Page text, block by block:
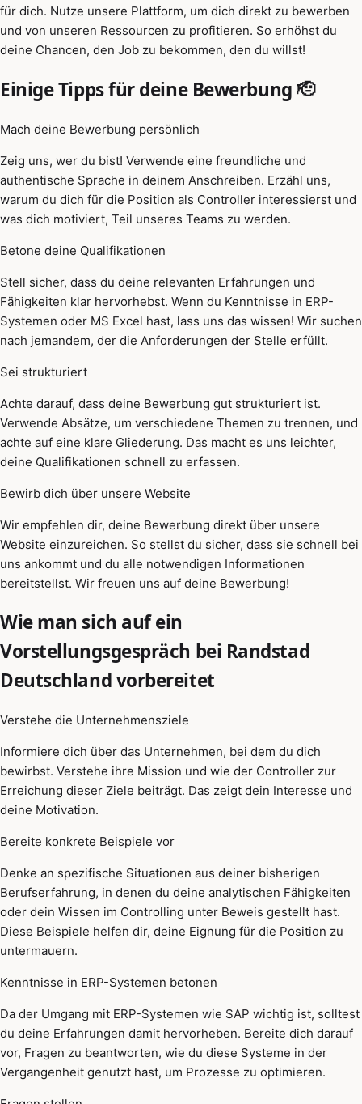
für dich. Nutze unsere Plattform, um dich direkt zu bewerben
und von unseren Ressourcen zu profitieren. So erhöhst du
deine Chancen, den Job zu bekommen, den du willst!
Einige Tipps für deine Bewerbung 🫡
Mach deine Bewerbung persönlich
Zeig uns, wer du bist! Verwende eine freundliche und
authentische Sprache in deinem Anschreiben. Erzähl uns,
warum du dich für die Position als Controller interessierst und
was dich motiviert, Teil unseres Teams zu werden.
Betone deine Qualifikationen
Stell sicher, dass du deine relevanten Erfahrungen und
Fähigkeiten klar hervorhebst. Wenn du Kenntnisse in ERP-
Systemen oder MS Excel hast, lass uns das wissen! Wir suchen
nach jemandem, der die Anforderungen der Stelle erfüllt.
Sei strukturiert
Achte darauf, dass deine Bewerbung gut strukturiert ist.
Verwende Absätze, um verschiedene Themen zu trennen, und
achte auf eine klare Gliederung. Das macht es uns leichter,
deine Qualifikationen schnell zu erfassen.
Bewirb dich über unsere Website
Wir empfehlen dir, deine Bewerbung direkt über unsere
Website einzureichen. So stellst du sicher, dass sie schnell bei
uns ankommt und du alle notwendigen Informationen
bereitstellst. Wir freuen uns auf deine Bewerbung!
Wie man sich auf ein
Vorstellungsgespräch bei Randstad
Deutschland vorbereitet
Verstehe die Unternehmensziele
Informiere dich über das Unternehmen, bei dem du dich
bewirbst. Verstehe ihre Mission und wie der Controller zur
Erreichung dieser Ziele beiträgt. Das zeigt dein Interesse und
deine Motivation.
Bereite konkrete Beispiele vor
Denke an spezifische Situationen aus deiner bisherigen
Berufserfahrung, in denen du deine analytischen Fähigkeiten
oder dein Wissen im Controlling unter Beweis gestellt hast.
Diese Beispiele helfen dir, deine Eignung für die Position zu
untermauern.
Kenntnisse in ERP-Systemen betonen
Da der Umgang mit ERP-Systemen wie SAP wichtig ist, solltest
du deine Erfahrungen damit hervorheben. Bereite dich darauf
vor, Fragen zu beantworten, wie du diese Systeme in der
Vergangenheit genutzt hast, um Prozesse zu optimieren.